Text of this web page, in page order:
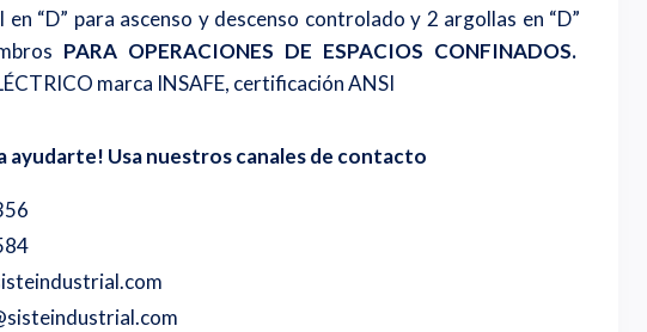
“D” para ascenso y descenso controlado y 2 argollas en “D”
PARA OPERACIONES DE ESPACIOS CONFINADOS.
marca INSAFE, certificación ANSI
ayudarte! Usa nuestros canales de contacto